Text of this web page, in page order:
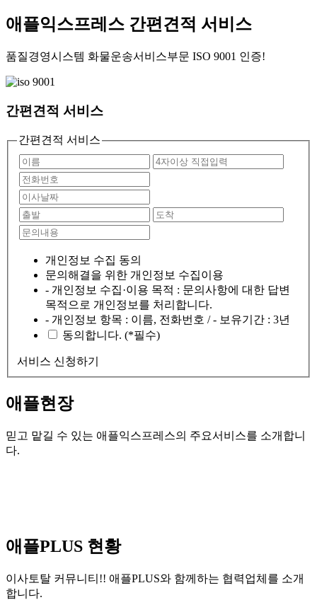
애플익스프레스 간편견적 서비스
품질경영시스템 화물운송서비스부문 ISO 9001 인증!
간편견적 서비스
간편견적 서비스
개인정보 수집 동의
문의해결을 위한 개인정보 수집이용
- 개인정보 수집·이용 목적 : 문의사항에 대한 답변
목적으로 개인정보를 처리합니다.
- 개인정보 항목 : 이름, 전화번호 / - 보유기간 : 3년
동의합니다. (*필수)
서비스 신청하기
애플현장
믿고 맡길 수 있는 애플익스프레스의 주요서비스를 소개합니
다.
애플PLUS 현황
이사토탈 커뮤니티!! 애플PLUS와 함께하는 협력업체를 소개
합니다.